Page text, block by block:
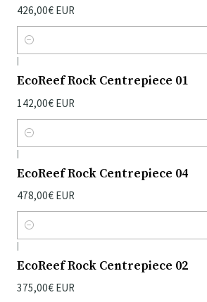
426,00€ EUR
Quantidade
|
EcoReef Rock Centrepiece 01
142,00€ EUR
Quantidade
|
EcoReef Rock Centrepiece 04
478,00€ EUR
Quantidade
|
EcoReef Rock Centrepiece 02
375,00€ EUR